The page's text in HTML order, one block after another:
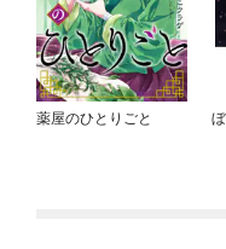
薬屋のひとりごと